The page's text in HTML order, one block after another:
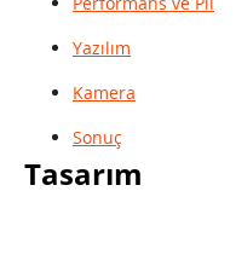
Yazılım
Kamera
Sonuç
Tasarım